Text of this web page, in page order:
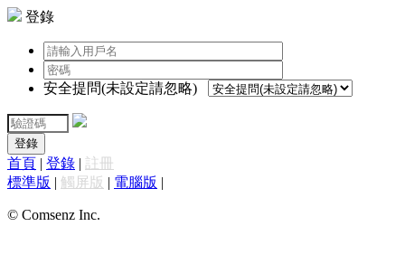
登錄
安全提問(未設定請忽略)
登錄
首頁 | 登錄 | 註冊
標準版 | 觸屏版 | 電腦版 |
© Comsenz Inc.